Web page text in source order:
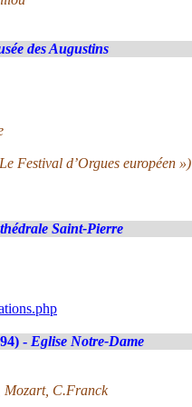
des Augustins
Festival d’Orgues européen »)
Saint-Pierre
- Eglise Notre-Dame
Mozart, C.Franck